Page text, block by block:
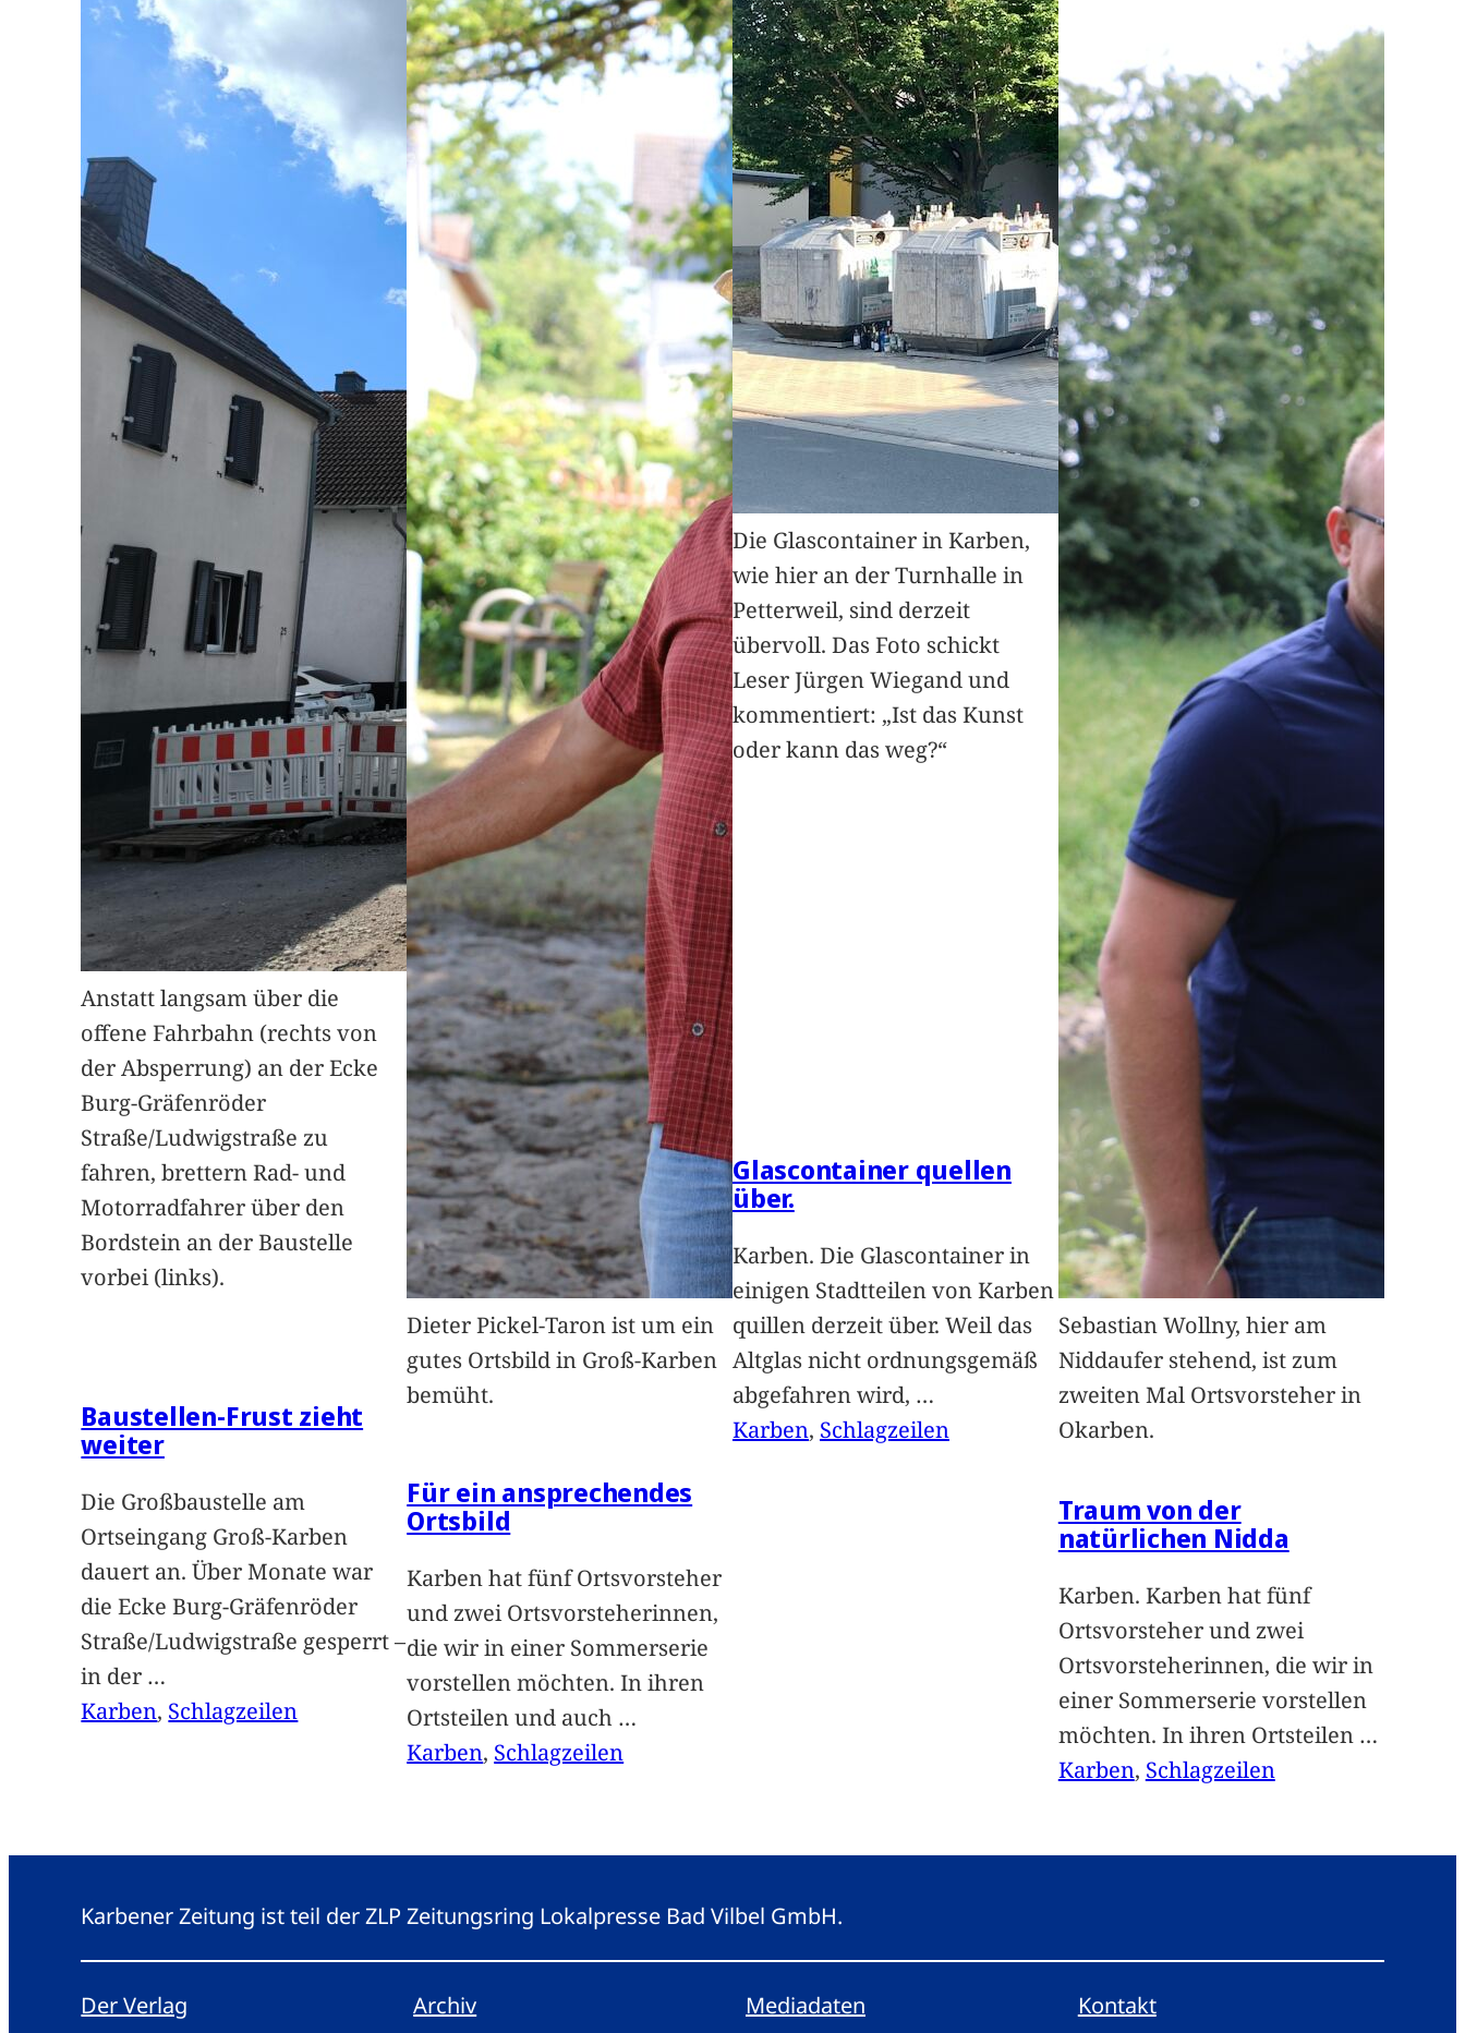
Anstatt langsam über die
offene Fahrbahn (rechts von
der Absperrung) an der Ecke
Burg-Gräfenröder
Straße/Ludwigstraße zu
fahren, brettern Rad- und
Motorradfahrer über den
Bordstein an der Baustelle
vorbei (links).
Baustellen-Frust zieht
weiter
Die Großbaustelle am
Ortseingang Groß-Karben
dauert an. Über Monate war
die Ecke Burg-Gräfenröder
Straße/Ludwigstraße gesperrt –
in der …
Karben, Schlagzeilen
Dieter Pickel-Taron ist um ein
gutes Ortsbild in Groß-Karben
bemüht.
Für ein ansprechendes
Ortsbild
Karben hat fünf Ortsvorsteher
und zwei Ortsvorsteherinnen,
die wir in einer Sommerserie
vorstellen möchten. In ihren
Ortsteilen und auch …
Karben, Schlagzeilen
Die Glascontainer in Karben,
wie hier an der Turnhalle in
Petterweil, sind derzeit
übervoll. Das Foto schickt
Leser Jürgen Wiegand und
kommentiert: „Ist das Kunst
oder kann das weg?“
Glascontainer quellen
über.
Karben. Die Glascontainer in
einigen Stadtteilen von Karben
quillen derzeit über. Weil das
Altglas nicht ordnungsgemäß
abgefahren wird, …
Karben, Schlagzeilen
Sebastian Wollny, hier am
Niddaufer stehend, ist zum
zweiten Mal Ortsvorsteher in
Okarben.
Traum von der
natürlichen Nidda
Karben. Karben hat fünf
Ortsvorsteher und zwei
Ortsvorsteherinnen, die wir in
einer Sommerserie vorstellen
möchten. In ihren Ortsteilen …
Karben, Schlagzeilen
Karbener Zeitung ist teil der ZLP Zeitungsring Lokalpresse Bad Vilbel GmbH.
Der Verlag Archiv Mediadaten Kontakt